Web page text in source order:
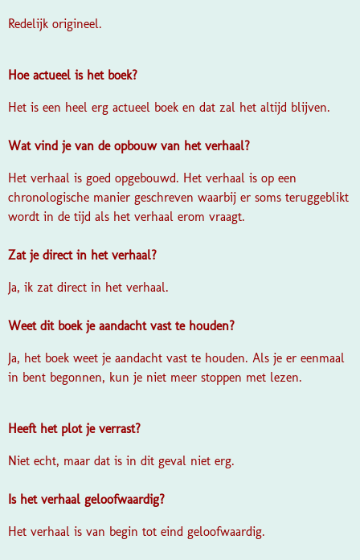
Redelijk origineel.
Hoe actueel is het boek?
Het is een heel erg actueel boek en dat zal het altijd blijven.
Wat vind je van de opbouw van het verhaal?
Het verhaal is goed opgebouwd. Het verhaal is op een
chronologische manier geschreven waarbij er soms teruggeblikt
wordt in de tijd als het verhaal erom vraagt.
Zat je direct in het verhaal?
Ja, ik zat direct in het verhaal.
Weet dit boek je aandacht vast te houden?
Ja, het boek weet je aandacht vast te houden. Als je er eenmaal
in bent begonnen, kun je niet meer stoppen met lezen.
Heeft het plot je verrast?
Niet echt, maar dat is in dit geval niet erg.
Is het verhaal geloofwaardig?
Het verhaal is van begin tot eind geloofwaardig.